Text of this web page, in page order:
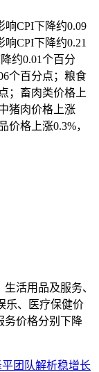
响CPI下降约0.09
CPI下降约0.21
约0.01个百分
个百分点；粮食
；畜肉类价格上
猪肉价格上涨
价格上涨0.3%，
活用品及服务、
乐、医疗保健价
务价格分别下降
平团队解析稳增长